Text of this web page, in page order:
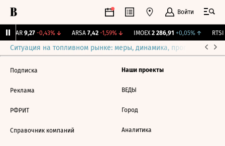
Войти
UTAR 9,27 -0,43%↓ ARSA 7,42 -1,59%↓ IMOEX 2 286,91 +0,05%↑ RTSI
Ситуация на топливном рынке: меры, динамика, прогнозы
Подписка
Реклама
РФРИТ
Справочник компаний
Наши проекты
ВЕДЫ
Город
Аналитика